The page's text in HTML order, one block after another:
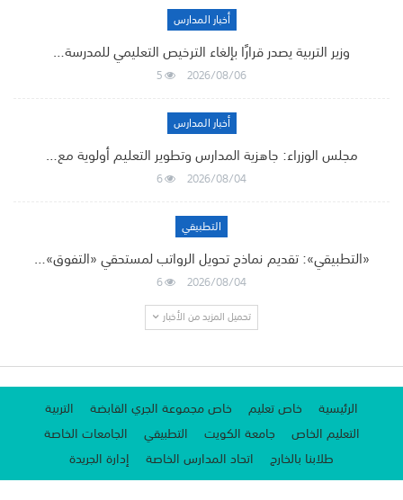
أخبار المدارس
وزير التربية يصدر قرارًا بإلغاء الترخيص التعليمي للمدرسة…
2026/08/06
5
أخبار المدارس
مجلس الوزراء: جاهزية المدارس وتطوير التعليم أولوية مع…
2026/08/04
6
التطبيقي
«التطبيقي»: تقديم نماذج تحويل الرواتب لمستحقي «التفوق»…
2026/08/04
6
تحميل المزيد من الأخبار
الرئيسية خاص تعليم خاص مجموعة الجري القابضة
التربية
التعليم الخاص
جامعة الكويت التطبيقي
الجامعات الخاصة
طلابنا بالخارج
اتحاد المدارس الخاصة إدارة الجريدة